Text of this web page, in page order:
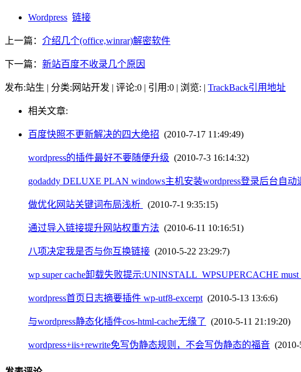
Wordpress 链接
上一篇： 介绍几个(office,winrar)解密软件
下一篇： 新站百度不收录几个原因
发布:站生 | 分类:网站开发 | 评论:0 | 引用:0 | 浏览: | TrackBack引用地址
相关文章:
百度快照不更新解决的四大绝招 (2010-7-17 11:49:49)
wordpress的插件最好不要随便升级 (2010-7-3 16:14:32)
godaddy DELUXE PLAN windows主机安装wordpress登录后台自动
做优化网站关键词布局浅析 (2010-7-1 9:35:15)
通过导入链接提升网站权重方法 (2010-6-11 10:16:51)
八项决定我是否与你互换链接 (2010-5-22 23:29:7)
wp super cache卸载失败提示:UNINSTALL_WPSUPERCACHE
wordpress首页日志摘要插件 wp-utf8-excerpt (2010-5-13 13:6:6)
与wordpress静态化插件cos-html-cache无缘了 (2010-5-11 21:19:20)
wordpress+iis+rewrite免写伪静态规则，不会写伪静态的福音